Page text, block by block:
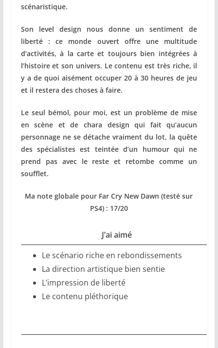
scénaristique.
Son level design nous donne un sentiment de
liberté : ce monde ouvert offre une multitude
d’activités, à la carte et toujours bien intégrées à
l’histoire et son univers. Le contenu est très riche, il
y a de quoi aisément occuper 20 à 30 heures de jeu
et il restera des choses à faire.
Le seul bémol, pour moi, est un problème de mise
en scène et de chara design qui fait qu’aucun
personnage ne se détache vraiment du lot, la quête
des spécialistes est teintée d’un humour qui ne
prend pas avec le reste et retombe comme un
soufflet.
Ma note globale pour Far Cry New Dawn (testé sur
PS4) : 17/20
J’ai aimé
Le scénario riche en rebondissements
La direction artistique bien sentie
L’impression de liberté
Le contenu pléthorique